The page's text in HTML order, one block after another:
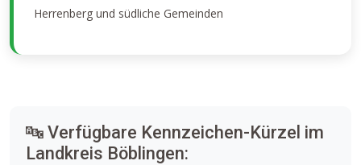
Herrenberg und südliche Gemeinden
🔤 Verfügbare Kennzeichen-Kürzel im
Landkreis Böblingen: